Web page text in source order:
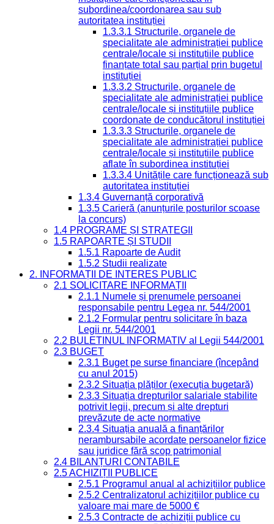
subordinea/coordonarea sau sub
autoritatea instituției
1.3.3.1 Structurile, organele de
specialitate ale administrației publice
centrale/locale și instituțiile publice
finanțate total sau parțial prin bugetul
instituției
1.3.3.2 Structurile, organele de
specialitate ale administrației publice
centrale/locale și instituțiile publice
coordonate de conducătorul instituției
1.3.3.3 Structurile, organele de
specialitate ale administrației publice
centrale/locale și instituțiile publice
aflate în subordinea instituției
1.3.3.4 Unitățile care funcționează sub
autoritatea instituției
1.3.4 Guvernanță corporativă
1.3.5 Carieră (anunțurile posturilor scoase
la concurs)
1.4 PROGRAME ȘI STRATEGII
1.5 RAPOARTE ȘI STUDII
1.5.1 Rapoarte de Audit
1.5.2 Studii realizate
2. INFORMAȚII DE INTERES PUBLIC
2.1 SOLICITARE INFORMAȚII
2.1.1 Numele și prenumele persoanei
responsabile pentru Legea nr. 544/2001
2.1.2 Formular pentru solicitare în baza
Legii nr. 544/2001
2.2 BULETINUL INFORMATIV al Legii 544/2001
2.3 BUGET
2.3.1 Buget pe surse financiare (începând
cu anul 2015)
2.3.2 Situația plăților (execuția bugetară)
2.3.3 Situația drepturilor salariale stabilite
potrivit legii, precum și alte drepturi
prevăzute de acte normative
2.3.4 Situația anuală a finanțărilor
nerambursabile acordate persoanelor fizice
sau juridice fără scop patrimonial
2.4 BILANȚURI CONTABILE
2.5 ACHIZIȚII PUBLICE
2.5.1 Programul anual al achizițiilor publice
2.5.2 Centralizatorul achizițiilor publice cu
valoare mai mare de 5000 €
2.5.3 Contracte de achiziții publice cu